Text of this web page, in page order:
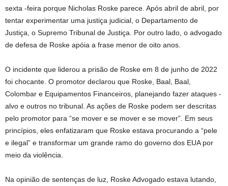
sexta -feira porque Nicholas Roske parece. Após abril de abril, por
tentar experimentar uma justiça judicial, o Departamento de
Justiça, o Supremo Tribunal de Justiça. Por outro lado, o advogado
de defesa de Roske apóia a frase menor de oito anos.
O incidente que liderou a prisão de Roske em 8 de junho de 2022
foi chocante. O promotor declarou que Roske, Baal, Baal,
Colombar e Equipamentos Financeiros, planejando fazer ataques -
alvo e outros no tribunal. As ações de Roske podem ser descritas
pelo promotor para “se mover e se mover e se mover”. Em seus
princípios, eles enfatizaram que Roske estava procurando a “pele
e ilegal” e transformar um grande ramo do governo dos EUA por
meio da violência.
Na opinião de sentenças de luz, Roske Advogado estava lutando,